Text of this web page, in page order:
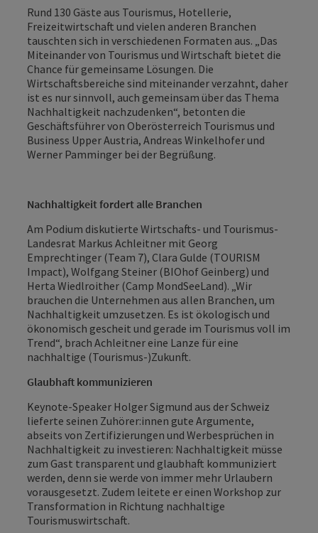
Rund 130 Gäste aus Tourismus, Hotellerie,
Freizeitwirtschaft und vielen anderen Branchen
tauschten sich in verschiedenen Formaten aus. „Das
Miteinander von Tourismus und Wirtschaft bietet die
Chance für gemeinsame Lösungen. Die
Wirtschaftsbereiche sind miteinander verzahnt, daher
ist es nur sinnvoll, auch gemeinsam über das Thema
Nachhaltigkeit nachzudenken“, betonten die
Geschäftsführer von Oberösterreich Tourismus und
Business Upper Austria, Andreas Winkelhofer und
Werner Pamminger bei der Begrüßung.
Nachhaltigkeit fordert alle Branchen
Am Podium diskutierte Wirtschafts- und Tourismus-
Landesrat Markus Achleitner mit Georg
Emprechtinger (Team 7), Clara Gulde (TOURISM
Impact), Wolfgang Steiner (BIOhof Geinberg) und
Herta Wiedlroither (Camp MondSeeLand). „Wir
brauchen die Unternehmen aus allen Branchen, um
Nachhaltigkeit umzusetzen. Es ist ökologisch und
ökonomisch gescheit und gerade im Tourismus voll im
Trend“, brach Achleitner eine Lanze für eine
nachhaltige (Tourismus-)Zukunft.
Glaubhaft kommunizieren
Keynote-Speaker Holger Sigmund aus der Schweiz
lieferte seinen Zuhörer:innen gute Argumente,
abseits von Zertifizierungen und Werbesprüchen in
Nachhaltigkeit zu investieren: Nachhaltigkeit müsse
zum Gast transparent und glaubhaft kommuniziert
werden, denn sie werde von immer mehr Urlaubern
vorausgesetzt. Zudem leitete er einen Workshop zur
Transformation in Richtung nachhaltige
Tourismuswirtschaft.